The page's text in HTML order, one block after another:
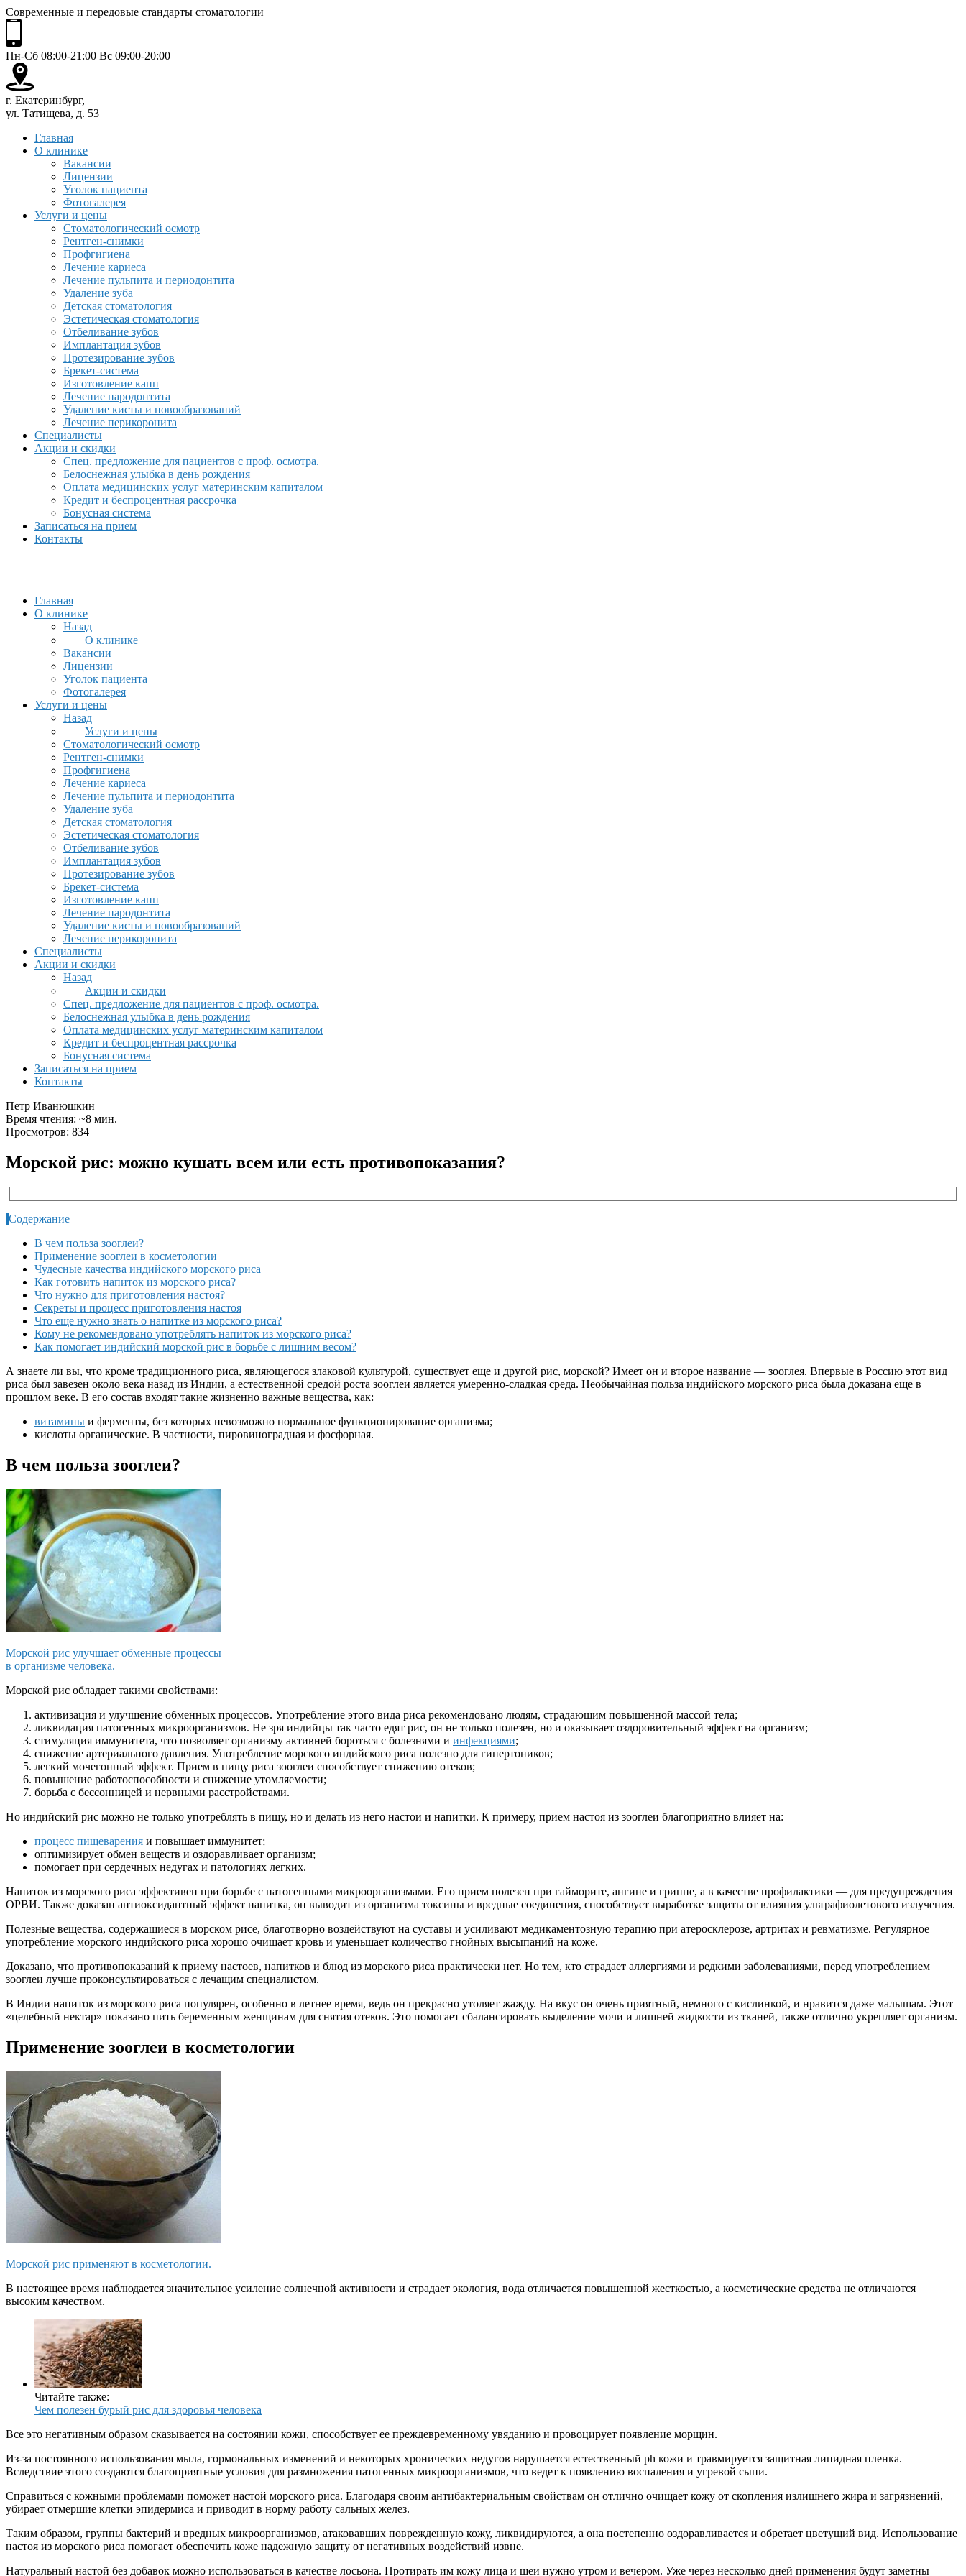
Современные и передовые стандарты стоматологии
Пн-Сб 08:00-21:00 Вс 09:00-20:00
г. Екатеринбург,
ул. Татищева, д. 53
Главная
О клинике
Вакансии
Лицензии
Уголок пациента
Фотогалерея
Услуги и цены
Стоматологический осмотр
Рентген-снимки
Профгигиена
Лечение кариеса
Лечение пульпита и периодонтита
Удаление зуба
Детская стоматология
Эстетическая стоматология
Отбеливание зубов
Имплантация зубов
Протезирование зубов
Брекет-система
Изготовление капп
Лечение пародонтита
Удаление кисты и новообразований
Лечение перикоронита
Специалисты
Акции и скидки
Спец. предложение для пациентов с проф. осмотра.
Белоснежная улыбка в день рождения
Оплата медицинских услуг материнским капиталом
Кредит и беспроцентная рассрочка
Бонусная система
Записаться на прием
Контакты
Главная
О клинике
Назад
О клинике
Вакансии
Лицензии
Уголок пациента
Фотогалерея
Услуги и цены
Назад
Услуги и цены
Стоматологический осмотр
Рентген-снимки
Профгигиена
Лечение кариеса
Лечение пульпита и периодонтита
Удаление зуба
Детская стоматология
Эстетическая стоматология
Отбеливание зубов
Имплантация зубов
Протезирование зубов
Брекет-система
Изготовление капп
Лечение пародонтита
Удаление кисты и новообразований
Лечение перикоронита
Специалисты
Акции и скидки
Назад
Акции и скидки
Спец. предложение для пациентов с проф. осмотра.
Белоснежная улыбка в день рождения
Оплата медицинских услуг материнским капиталом
Кредит и беспроцентная рассрочка
Бонусная система
Записаться на прием
Контакты
Петр Иванюшкин
Время чтения: ~8 мин.
Просмотров: 834
Морской рис: можно кушать всем или есть противопоказания?
Содержание
В чем польза зооглеи?
Применение зооглеи в косметологии
Чудесные качества индийского морского риса
Как готовить напиток из морского риса?
Что нужно для приготовления настоя?
Секреты и процесс приготовления настоя
Что еще нужно знать о напитке из морского риса?
Кому не рекомендовано употреблять напиток из морского риса?
Как помогает индийский морской рис в борьбе с лишним весом?
А знаете ли вы, что кроме традиционного риса, являющегося злаковой культурой, существует еще и другой рис, морской? Имеет он и второе название — зооглея. Впервые в Россию этот вид
риса был завезен около века назад из Индии, а естественной средой роста зооглеи является умеренно-сладкая среда. Необычайная польза индийского морского риса была доказана еще в
прошлом веке. В его состав входят такие жизненно важные вещества, как:
витамины и ферменты, без которых невозможно нормальное функционирование организма;
кислоты органические. В частности, пировиноградная и фосфорная.
В чем польза зооглеи?
Морской рис улучшает обменные процессы
в организме человека.
Морской рис обладает такими свойствами:
активизация и улучшение обменных процессов. Употребление этого вида риса рекомендовано людям, страдающим повышенной массой тела;
ликвидация патогенных микроорганизмов. Не зря индийцы так часто едят рис, он не только полезен, но и оказывает оздоровительный эффект на организм;
стимуляция иммунитета, что позволяет организму активней бороться с болезнями и инфекциями;
снижение артериального давления. Употребление морского индийского риса полезно для гипертоников;
легкий мочегонный эффект. Прием в пищу риса зооглеи способствует снижению отеков;
повышение работоспособности и снижение утомляемости;
борьба с бессонницей и нервными расстройствами.
Но индийский рис можно не только употреблять в пищу, но и делать из него настои и напитки. К примеру, прием настоя из зооглеи благоприятно влияет на:
процесс пищеварения и повышает иммунитет;
оптимизирует обмен веществ и оздоравливает организм;
помогает при сердечных недугах и патологиях легких.
Напиток из морского риса эффективен при борьбе с патогенными микроорганизмами. Его прием полезен при гайморите, ангине и гриппе, а в качестве профилактики — для предупреждения
ОРВИ. Также доказан антиоксидантный эффект напитка, он выводит из организма токсины и вредные соединения, способствует выработке защиты от влияния ультрафиолетового излучения.
Полезные вещества, содержащиеся в морском рисе, благотворно воздействуют на суставы и усиливают медикаментозную терапию при атеросклерозе, артритах и ревматизме. Регулярное
употребление морского индийского риса хорошо очищает кровь и уменьшает количество гнойных высыпаний на коже.
Доказано, что противопоказаний к приему настоев, напитков и блюд из морского риса практически нет. Но тем, кто страдает аллергиями и редкими заболеваниями, перед употреблением
зооглеи лучше проконсультироваться с лечащим специалистом.
В Индии напиток из морского риса популярен, особенно в летнее время, ведь он прекрасно утоляет жажду. На вкус он очень приятный, немного с кислинкой, и нравится даже малышам. Этот
«целебный нектар» показано пить беременным женщинам для снятия отеков. Это помогает сбалансировать выделение мочи и лишней жидкости из тканей, также отлично укрепляет организм.
Применение зооглеи в косметологии
Морской рис применяют в косметологии.
В настоящее время наблюдается значительное усиление солнечной активности и страдает экология, вода отличается повышенной жесткостью, а косметические средства не отличаются
высоким качеством.
Читайте также:
Чем полезен бурый рис для здоровья человека
Все это негативным образом сказывается на состоянии кожи, способствует ее преждевременному увяданию и провоцирует появление морщин.
Из-за постоянного использования мыла, гормональных изменений и некоторых хронических недугов нарушается естественный ph кожи и травмируется защитная липидная пленка.
Вследствие этого создаются благоприятные условия для размножения патогенных микроорганизмов, что ведет к появлению воспаления и угревой сыпи.
Справиться с кожными проблемами поможет настой морского риса. Благодаря своим антибактериальным свойствам он отлично очищает кожу от скопления излишнего жира и загрязнений,
убирает отмершие клетки эпидермиса и приводит в норму работу сальных желез.
Таким образом, группы бактерий и вредных микроорганизмов, атаковавших поврежденную кожу, ликвидируются, а она постепенно оздоравливается и обретает цветущий вид. Использование
настоя из морского риса помогает обеспечить коже надежную защиту от негативных воздействий извне.
Натуральный настой без добавок можно использоваться в качестве лосьона. Протирать им кожу лица и шеи нужно утром и вечером. Уже через несколько дней применения будут заметны